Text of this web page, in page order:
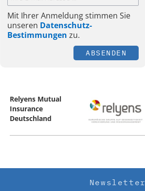
Mit Ihrer Anmeldung stimmen Sie
unseren Datenschutz-
Bestimmungen zu.
ABSENDEN
Relyens Mutual
Insurance
Deutschland
Newsletter